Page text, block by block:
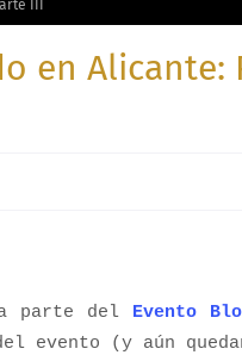
III
en Alicante:
parte del Evento
evento (y aún